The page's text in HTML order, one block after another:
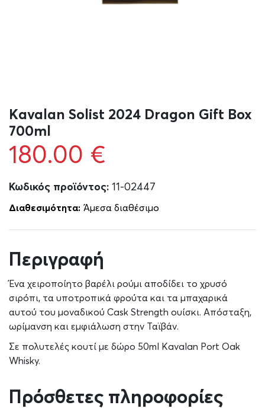
Kavalan Solist 2024 Dragon Gift Box
700ml
180.00 €
Κωδικός προϊόντος: 11-02447
Διαθεσιμότητα: Άμεσα διαθέσιμο
Περιγραφή
Ένα χειροποίητο βαρέλι ρούμι αποδίδει το χρυσό
σιρόπι, τα υποτροπικά φρούτα και τα μπαχαρικά
αυτού του μοναδικού Cask Strength ουίσκι. Απόσταξη,
ωρίμανση και εμφιάλωση στην Ταϊβάν.
Σε πολυτελές κουτί με δώρο 50ml Kavalan Port Oak
Whisky.
Πρόσθετες πληροφορίες